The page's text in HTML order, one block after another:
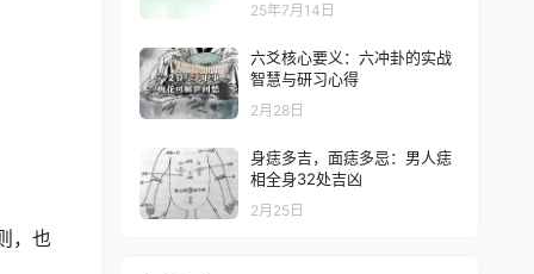
，也
25年7月14日
六爻核心要义：六冲卦的实战
智慧与研习心得
2月28日
身痣多吉，面痣多忌：男人痣
相全身32处吉凶
2月25日